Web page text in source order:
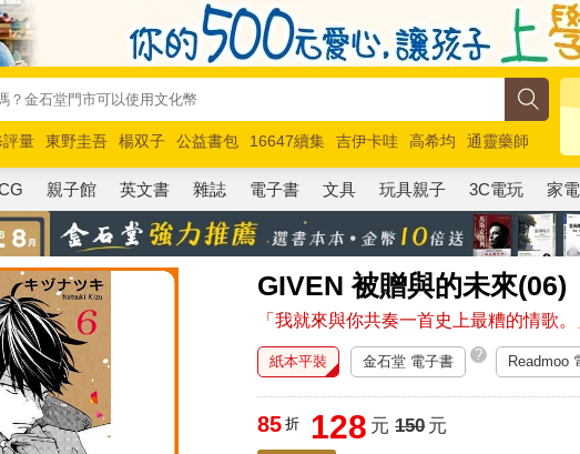
評量 東野圭吾 楊双子 公益書包 16647續集 吉伊卡哇 高希均
通靈藥師
放
奧德賽 路邊攤新作 馬斯克 玩具總動員5 超慢跑
親子館 英文書 雜誌 電子書 文具 玩具親子 3C電玩 家電
GIVEN 被贈與的未來(06)
「我就來與你共奏一首史上最糟的情歌
紙本平裝 金石堂 電子書 ? Readmoo
85 折 128 元 150元